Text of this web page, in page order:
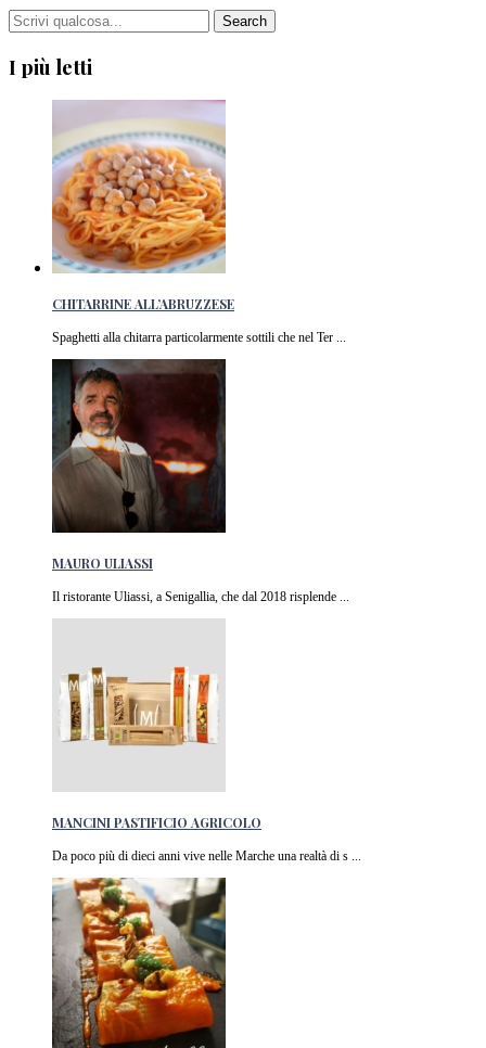
I più letti
CHITARRINE ALL’ABRUZZESE
Spaghetti alla chitarra particolarmente sottili che nel Ter ...
MAURO ULIASSI
Il ristorante Uliassi, a Senigallia, che dal 2018 risplende ...
MANCINI PASTIFICIO AGRICOLO
Da poco più di dieci anni vive nelle Marche una realtà di s ...